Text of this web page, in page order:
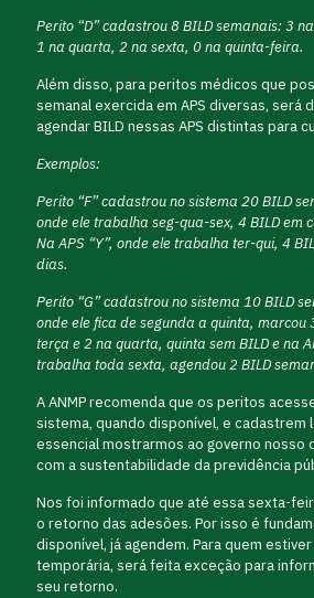
Perito “D” cadastrou 8 BILD semanais: 3
1 na quarta, 2 na sexta, 0 na quinta-feira.
Além disso, para peritos médicos que
semanal exercida em APS diversas, será
agendar BILD nessas APS distintas para
Exemplos:
Perito “F” cadastrou no sistema 20 BILD
onde ele trabalha seg-qua-sex, 4 BILD em
Na APS “Y”, onde ele trabalha ter-qui, 4
dias.
Perito “G” cadastrou no sistema 10 BILD
onde ele fica de segunda a quinta, marcou
terça e 2 na quarta, quinta sem BILD e na
trabalha toda sexta, agendou 2 BILD
A ANMP recomenda que os peritos
sistema, quando disponível, e cadastrem
essencial mostrarmos ao governo nosso
com a sustentabilidade da previdência
Nos foi informado que até essa sexta-
o retorno das adesões. Por isso é
disponível, já agendem. Para quem
temporária, será feita exceção para
seu retorno.